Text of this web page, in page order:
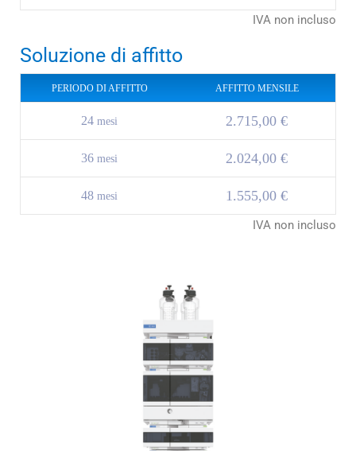
IVA non incluso
Soluzione di affitto
PERIODO DI AFFITTO AFFITTO MENSILE
24 mesi 2.715,00 €
36 mesi 2.024,00 €
48 mesi 1.555,00 €
IVA non incluso